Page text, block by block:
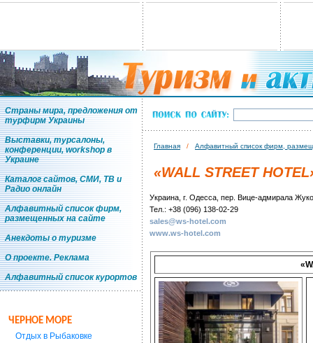
Страны мира, предложения от
турфирм Украины
Выставки, турсалоны,
конференции, workshop в
Украине
Каталог сайтов, СМИ, ТВ и
Радио онлайн
Алфавитный список фирм,
размещенных на сайте
Анекдоты о туризме
О проекте. Реклама
Алфавитный список курортов
ЧЕРНОЕ МОРЕ
Отдых в Рыбаковке
Главная / Алфавитный список фирм,
«WALL STREET
Украина, г. Одесса, пер. Вице-адмирала
Тел.: +38 (096) 138-02-29
sales@ws-hotel.com
www.ws-hotel.com